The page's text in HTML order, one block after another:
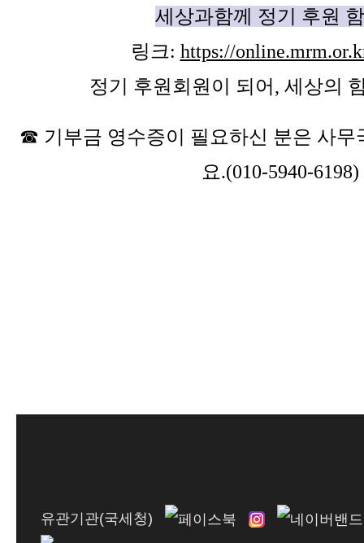
세상과함께 정기 후원
링크: https://
정기 후원회원이 되어, 세상의
☎ 기부금 영수증이 필요하신 분은 사무
요.(010-5940-6198)
유관기관(국세청)